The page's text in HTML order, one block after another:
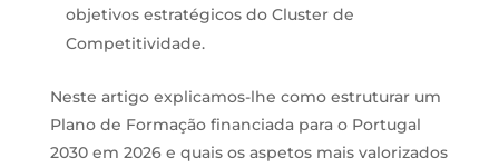
objetivos estratégicos do Cluster de
Competitividade.
Neste artigo explicamos-lhe como estruturar um
Plano de Formação financiada para o Portugal
2030 em 2026 e quais os aspetos mais valorizados